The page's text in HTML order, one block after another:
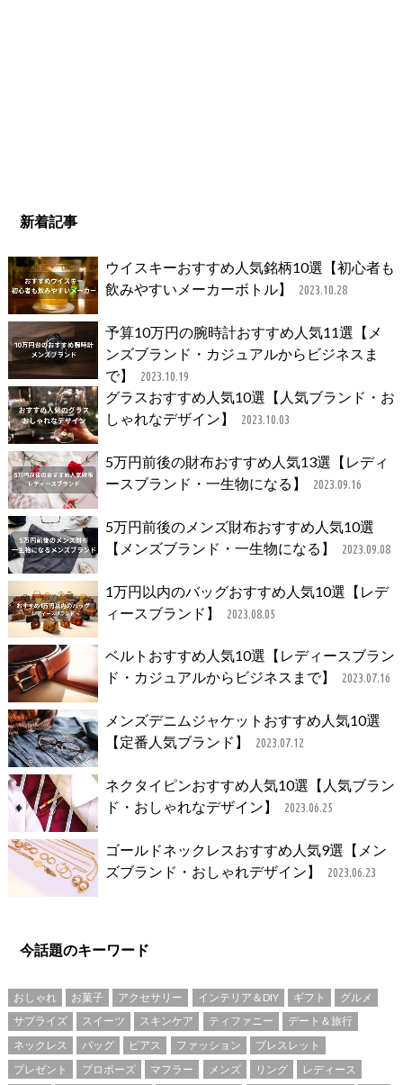
新着記事
ウイスキーおすすめ人気銘柄10選【初心者も
飲みやすいメーカーボトル】
2023.10.28
予算10万円の腕時計おすすめ人気11選【メ
ンズブランド・カジュアルからビジネスま
で】
2023.10.19
グラスおすすめ人気10選【人気ブランド・お
しゃれなデザイン】
2023.10.03
5万円前後の財布おすすめ人気13選【レディ
ースブランド・一生物になる】
2023.09.16
5万円前後のメンズ財布おすすめ人気10選
【メンズブランド・一生物になる】
2023.09.08
1万円以内のバッグおすすめ人気10選【レデ
ィースブランド】
2023.08.05
ベルトおすすめ人気10選【レディースブラン
ド・カジュアルからビジネスまで】
2023.07.16
メンズデニムジャケットおすすめ人気10選
【定番人気ブランド】
2023.07.12
ネクタイピンおすすめ人気10選【人気ブラン
ド・おしゃれなデザイン】
2023.06.25
ゴールドネックレスおすすめ人気9選【メン
ズブランド・おしゃれデザイン】
2023.06.23
今話題のキーワード
おしゃれ お菓子 アクセサリー インテリア＆DIY ギフト
グルメ
サプライズ
スイーツ スキンケア ティファニー
デート＆旅行
ネックレス
バッグ ピアス ファッション
ブレスレット
プレゼント
プロポーズ マフラー メンズ リング
レディース